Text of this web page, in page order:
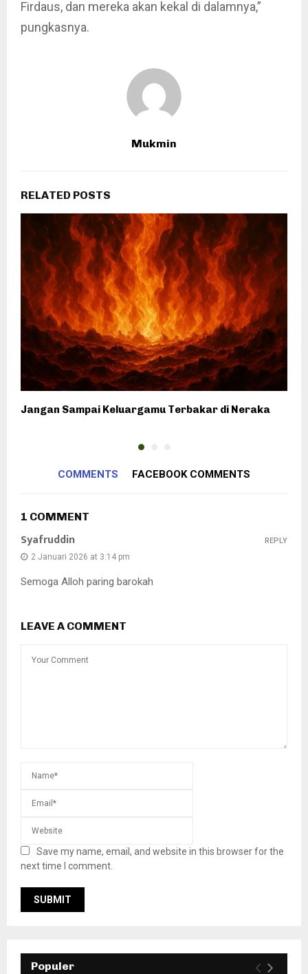
Firdaus, dan mereka akan kekal di dalamnya,”
pungkasnya.
Mukmin
RELATED POSTS
Jangan Sampai Keluargamu Terbakar di Neraka
COMMENTS FACEBOOK COMMENTS
1 COMMENT
Syafruddin
2 Januari 2026 at 3:14 pm
Semoga Alloh paring barokah
REPLY
LEAVE A COMMENT
Save my name, email, and website in this browser for the
next time I comment.
Populer